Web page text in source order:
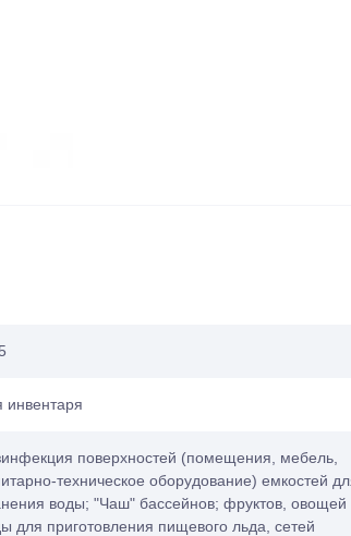
инвентаря
поверхностей (помещения, мебель,
техническое оборудование) емкостей
воды; "Чаш" бассейнов; фруктов, овощей
для приготовления пищевого льда, сетей